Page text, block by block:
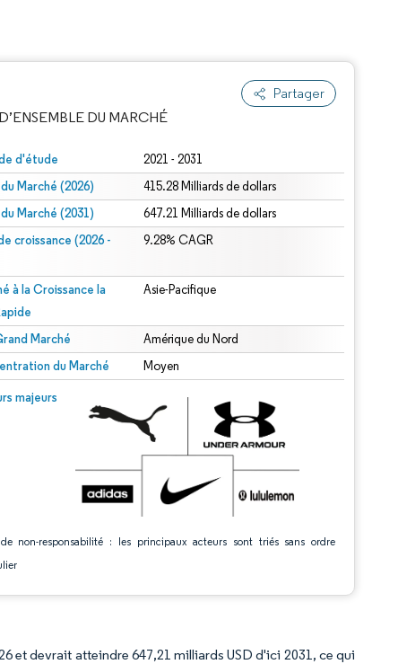
Partager
DU MARCHÉ
d'étude 2021 - 2031
Marché (2026) 415.28 Milliards de dollars
Marché (2031) 647.21 Milliards de dollars
croissance (2026 -
9.28% CAGR
à la Croissance la
Asie-Pacifique
Marché Amérique du Nord
du Marché Moyen
majeurs
non-responsabilité : les principaux acteurs sont triés sans ordre
Mordor Intelligence. La réutilisation nécessite une attribution sous CC BY 4.0.
sous CC BY 4.0.
et devrait atteindre 647,21 milliards USD d'ici 2031, ce qui